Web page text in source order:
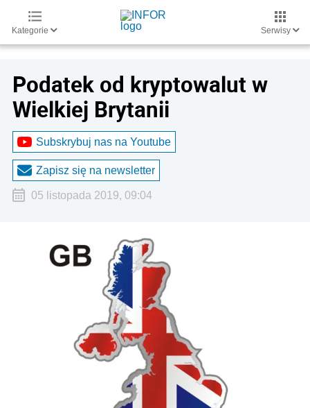
Kategorie Serwisy
Podatek od kryptowalut w
Wielkiej Brytanii
Subskrybuj nas na Youtube
Zapisz się na newsletter
05 listopada 2019, 09:04